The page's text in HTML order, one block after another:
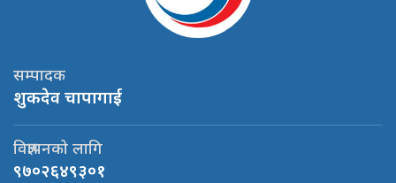
सम्पादक
शुकदेव चापागाई
विज्ञापनको लागि
९७०२६४९३०१